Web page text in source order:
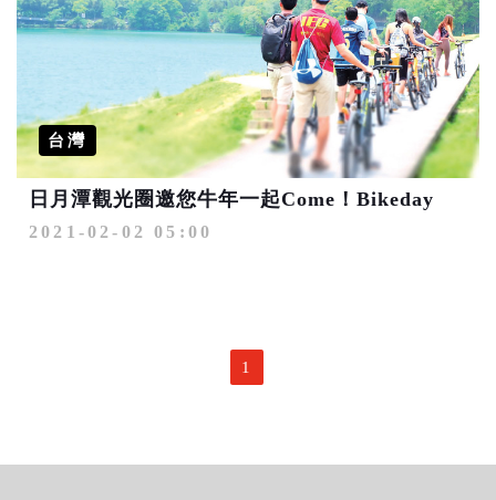
台灣
日月潭觀光圈邀您牛年一起Come！Bikeday
2021-02-02 05:00
1